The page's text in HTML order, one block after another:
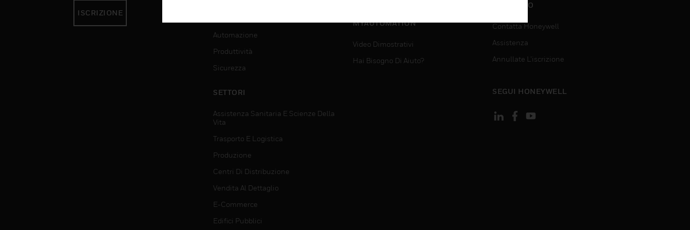
ISCRIZIONE
Automazione
Produttività
Sicurezza
SETTORI
Assistenza Sanitaria E Scienze Della
Vita
Trasporto E Logistica
Produzione
Centri Di Distribuzione
Vendita Al Dettaglio
E-Commerce
Edifici Pubblici
MYAUTOMATION
Video Dimostrativi
Hai Bisogno Di Aiuto?
CONTATTO
Contatta Honeywell
Assistenza
Annullate L’iscrizione
SEGUI HONEYWELL